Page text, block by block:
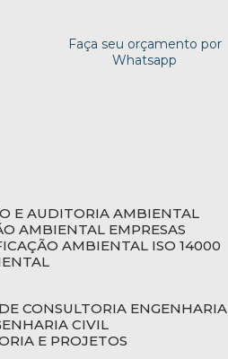
Faça seu orçamento por
Whatsapp
E AUDITORIA AMBIENTAL
AMBIENTAL EMPRESAS
AMBIENTAL ISO 14000
DE CONSULTORIA ENGENHARIA
CIVIL
E PROJETOS